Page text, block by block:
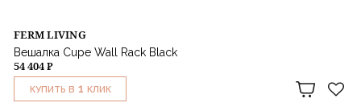
FERM LIVING
Вешалка Cupe Wall Rack Black
54 404 ₽
КУПИТЬ В 1 КЛИК